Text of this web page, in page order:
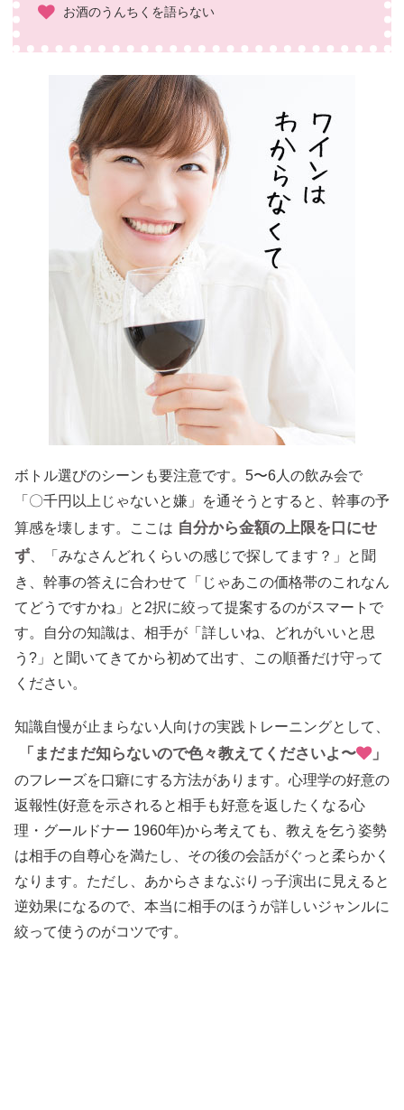
お酒のうんちくを語らない
ボトル選びのシーンも要注意です。5〜6人の飲み会で
「〇千円以上じゃないと嫌」を通そうとすると、幹事の予
算感を壊します。ここは 自分から金額の上限を口にせ
ず 、「みなさんどれくらいの感じで探してます？」と聞
き、幹事の答えに合わせて「じゃあこの価格帯のこれなん
てどうですかね」と2択に絞って提案するのがスマートで
す。自分の知識は、相手が「詳しいね、どれがいいと思
う?」と聞いてきてから初めて出す、この順番だけ守って
ください。
知識自慢が止まらない人向けの実践トレーニングとして、
「まだまだ知らないので色々教えてくださいよ〜 」
のフレーズを口癖にする方法があります。心理学の好意の
返報性(好意を示されると相手も好意を返したくなる心
理・グールドナー 1960年)から考えても、教えを乞う姿勢
は相手の自尊心を満たし、その後の会話がぐっと柔らかく
なります。ただし、あからさまなぶりっ子演出に見えると
逆効果になるので、本当に相手のほうが詳しいジャンルに
絞って使うのがコツです。